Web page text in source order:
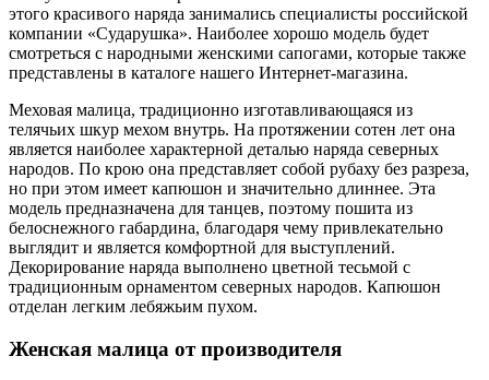
этого красивого наряда занимались специалисты российской
компании «Сударушка». Наиболее хорошо модель будет
смотреться с народными женскими сапогами, которые также
представлены в каталоге нашего Интернет-магазина.
Меховая малица, традиционно изготавливающаяся из
телячьих шкур мехом внутрь. На протяжении сотен лет она
является наиболее характерной деталью наряда северных
народов. По крою она представляет собой рубаху без разреза,
но при этом имеет капюшон и значительно длиннее. Эта
модель предназначена для танцев, поэтому пошита из
белоснежного габардина, благодаря чему привлекательно
выглядит и является комфортной для выступлений.
Декорирование наряда выполнено цветной тесьмой с
традиционным орнаментом северных народов. Капюшон
отделан легким лебяжьим пухом.
Женская малица от производителя